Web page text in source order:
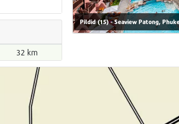
32 km
Pildid (15) - Seaview Patong,